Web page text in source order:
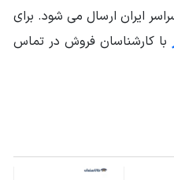
سایز 80 و به سراسر ایران ارسال می شود. برای
با کارشناسان فروش در تماس